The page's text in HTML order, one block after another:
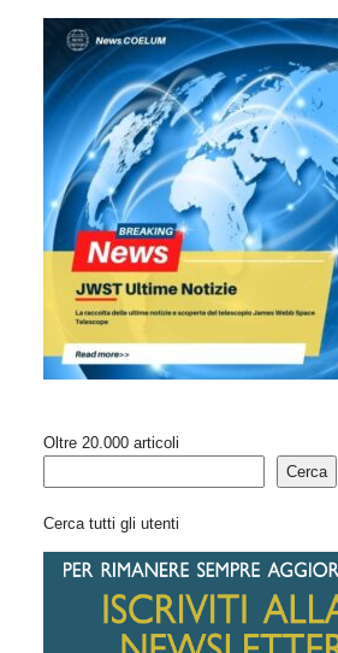
Oltre 20.000 articoli
Cerca
Cerca tutti gli utenti